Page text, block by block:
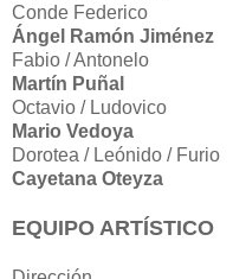
Conde Federico
Ángel Ramón Jiménez
Fabio / Antonelo
Martín Puñal
Octavio / Ludovico
Mario Vedoya
Dorotea / Leónido / Furio
Cayetana Oteyza
EQUIPO ARTÍSTICO